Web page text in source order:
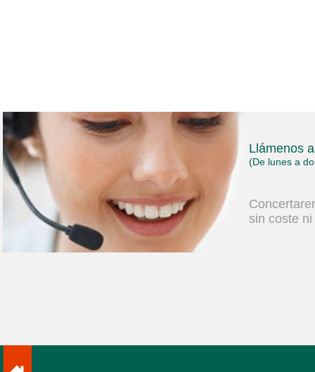
Llámenos
(De lunes a
sin coste